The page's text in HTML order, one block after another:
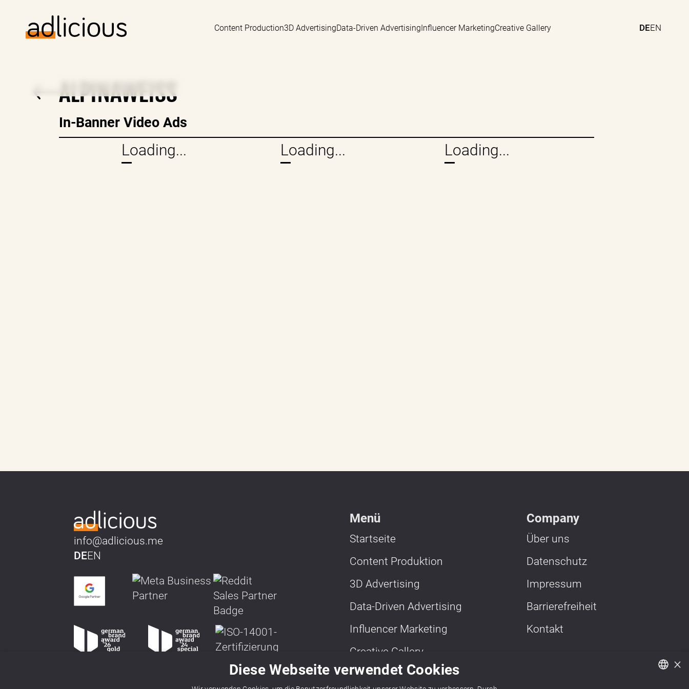
Content Production3D AdvertisingData-Driven AdvertisingInfluencer MarketingCreative Gallery DEEN
ALPINAWEISS
In-Banner Video Ads
info@adlicious.me
DEEN
Menü
Startseite
Content Produktion
3D Advertising
Data-Driven Advertising
Influencer Marketing
Creative Gallery
Weitere Media Lösungen im
Company
Über uns
Datenschutz
Impressum
Barrierefreiheit
Kontakt
×
Diese Webseite verwendet Cookies